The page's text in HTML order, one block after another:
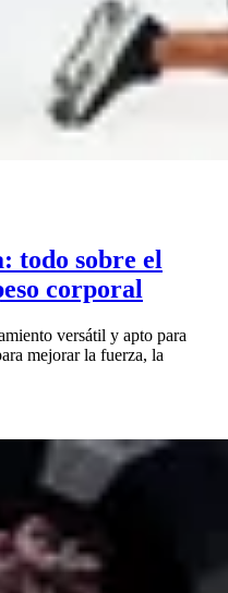
todo sobre el
corporal
versátil y apto para
mejorar la fuerza, la